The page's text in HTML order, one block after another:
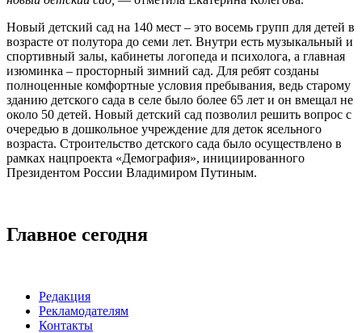
Новый детский сад на 140 мест – это восемь групп для детей в
возрасте от полутора до семи лет. Внутри есть музыкальный и
спортивный залы, кабинеты логопеда и психолога, а главная
изюминка – просторный зимний сад. Для ребят созданы
полноценные комфортные условия пребывания, ведь старому
зданию детского сада в селе было более 65 лет и он вмещал не
около 50 детей. Новый детский сад позволил решить вопрос с
очередью в дошкольное учреждение для деток ясельного
возраста. Строительство детского сада было осуществлено в
рамках нацпроекта «Демография», инициированного
Президентом России Владимиром Путиным.
Главное сегодня
Редакция
Рекламодателям
Контакты